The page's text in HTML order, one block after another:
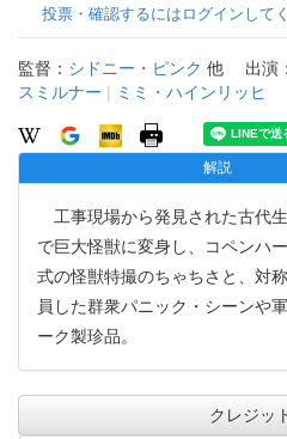
投票・確認するにはログインして
監督： シドニー・ピンク 他 出演：
スミルナー | ミミ・ハインリッヒ
解説
工事現場から発見された古代
で巨大怪獣に変身し、コペンハ
式の怪獣特撮のちゃちさと、対
員した群衆パニック・シーンや
ーク製珍品。
クレジッ